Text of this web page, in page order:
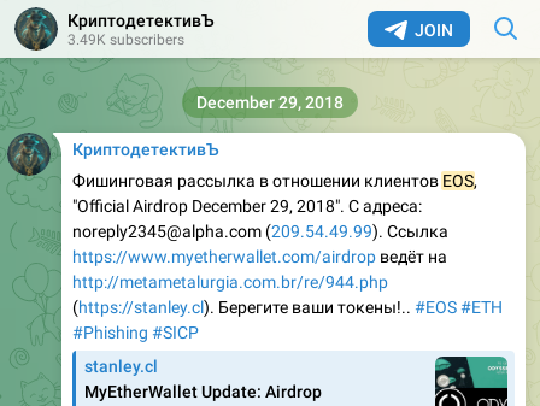
JOIN
КриптодетективЪ
3.49K subscribers
КриптодетективЪ
Фишинговая рассылка в отношении клиентов EOS,
"Official Airdrop December 29, 2018". С адреса:
noreply2345@alpha.com (209.54.49.99). Ссылка
https://www.myetherwallet.com/airdrop ведёт на
http://metametalurgia.com.br/re/944.php
(https://stanley.cl). Берегите ваши токены!.. #EOS#ETH
#Phishing #SICP
stanley.cl
MyEtherWallet Update: Airdrop
December 29, 2018